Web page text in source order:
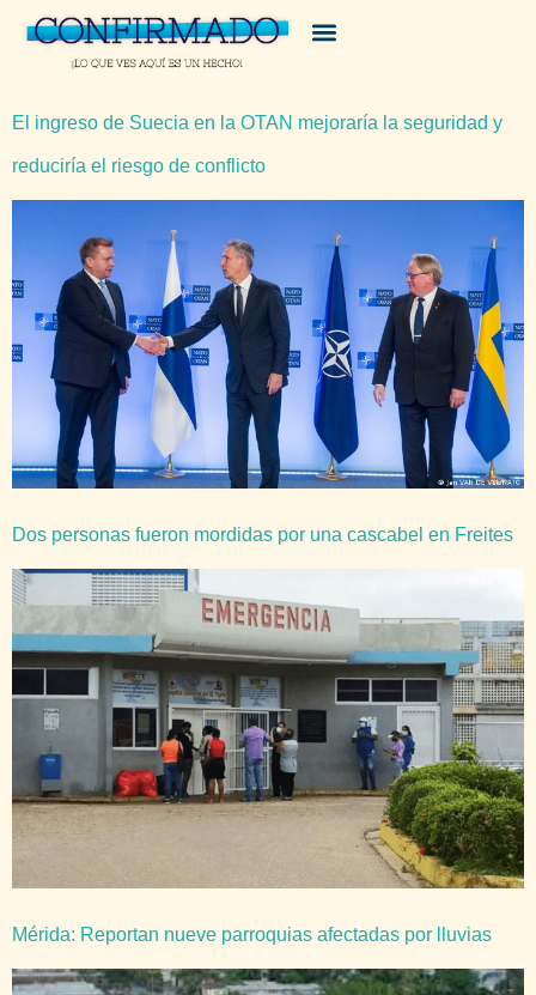
El ingreso de Suecia en la OTAN mejoraría la seguridad y
reduciría el riesgo de conflicto
Dos personas fueron mordidas por una cascabel en Freites
Mérida: Reportan nueve parroquias afectadas por lluvias